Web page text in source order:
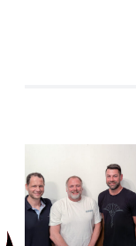
Vorfreude
auf das
Jubiläum